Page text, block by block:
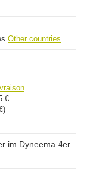
Other countries
€
)
im Dyneema 4er